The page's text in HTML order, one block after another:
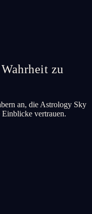
zu
an, die Astrology Sky
vertrauen.